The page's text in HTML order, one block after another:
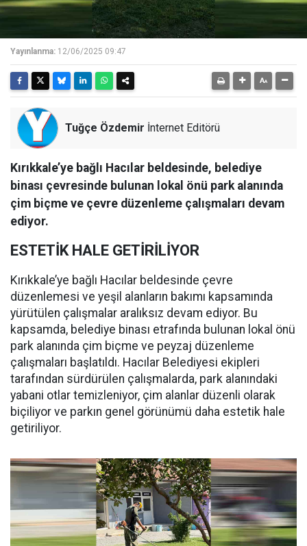
Yayınlanma: 12/06/2025 09:47
Tuğçe Özdemir İnternet Editörü
Kırıkkale’ye bağlı Hacılar beldesinde, belediye
binası çevresinde bulunan lokal önü park alanında
çim biçme ve çevre düzenleme çalışmaları devam
ediyor.
ESTETİK HALE GETİRİLİYOR
Kırıkkale’ye bağlı Hacılar beldesinde çevre
düzenlemesi ve yeşil alanların bakımı kapsamında
yürütülen çalışmalar aralıksız devam ediyor. Bu
kapsamda, belediye binası etrafında bulunan lokal önü
park alanında çim biçme ve peyzaj düzenleme
çalışmaları başlatıldı. Hacılar Belediyesi ekipleri
tarafından sürdürülen çalışmalarda, park alanındaki
yabani otlar temizleniyor, çim alanlar düzenli olarak
biçiliyor ve parkın genel görünümü daha estetik hale
getiriliyor.